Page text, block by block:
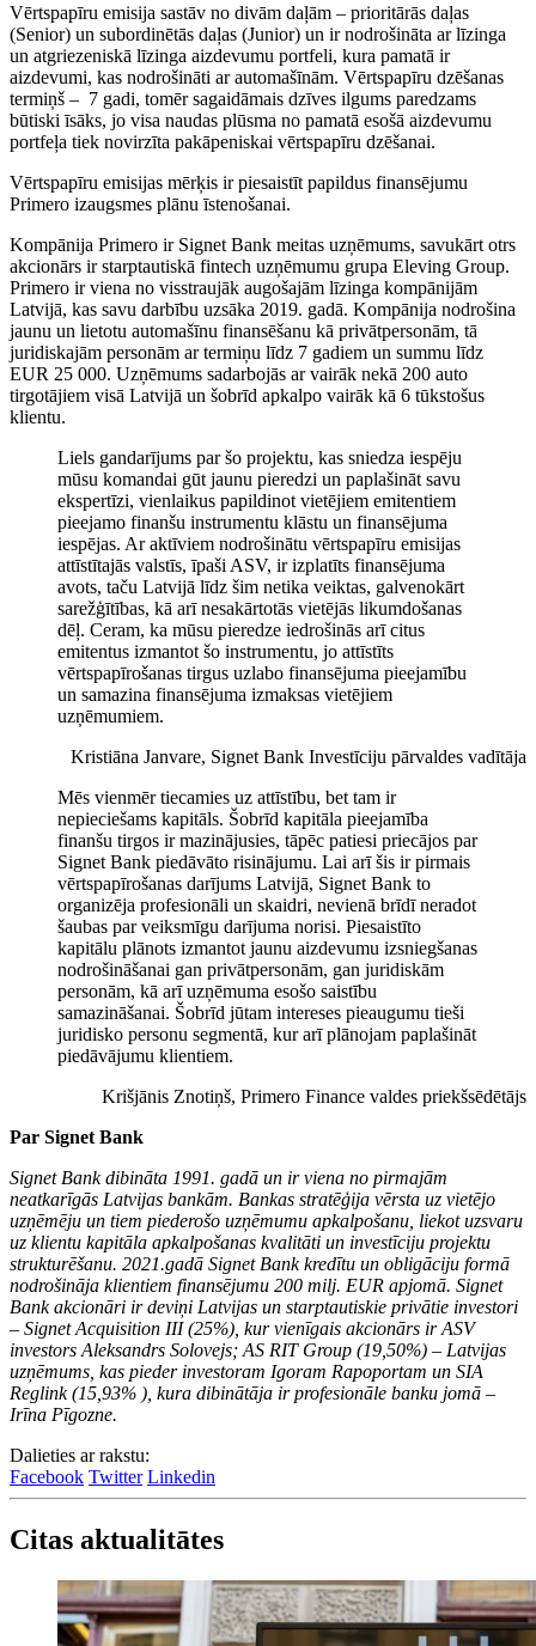
Vērtspapīru emisija sastāv no divām daļām – prioritārās daļas
(Senior) un subordinētās daļas (Junior) un ir nodrošināta ar līzinga
un atgriezeniskā līzinga aizdevumu portfeli, kura pamatā ir
aizdevumi, kas nodrošināti ar automašīnām. Vērtspapīru dzēšanas
termiņš – 7 gadi, tomēr sagaidāmais dzīves ilgums paredzams
būtiski īsāks, jo visa naudas plūsma no pamatā esošā aizdevumu
portfeļa tiek novirzīta pakāpeniskai vērtspapīru dzēšanai.
Vērtspapīru emisijas mērķis ir piesaistīt papildus finansējumu
Primero izaugsmes plānu īstenošanai.
Kompānija Primero ir Signet Bank meitas uzņēmums, savukārt otrs
akcionārs ir starptautiskā fintech uzņēmumu grupa Eleving Group.
Primero ir viena no visstraujāk augošajām līzinga kompānijām
Latvijā, kas savu darbību uzsāka 2019. gadā. Kompānija nodrošina
jaunu un lietotu automašīnu finansēšanu kā privātpersonām, tā
juridiskajām personām ar termiņu līdz 7 gadiem un summu līdz
EUR 25 000. Uzņēmums sadarbojās ar vairāk nekā 200 auto
tirgotājiem visā Latvijā un šobrīd apkalpo vairāk kā 6 tūkstošus
klientu.
Liels gandarījums par šo projektu, kas sniedza iespēju
mūsu komandai gūt jaunu pieredzi un paplašināt savu
ekspertīzi, vienlaikus papildinot vietējiem emitentiem
pieejamo finanšu instrumentu klāstu un finansējuma
iespējas. Ar aktīviem nodrošinātu vērtspapīru emisijas
attīstītajās valstīs, īpaši ASV, ir izplatīts finansējuma
avots, taču Latvijā līdz šim netika veiktas, galvenokārt
sarežģītības, kā arī nesakārtotās vietējās likumdošanas
dēļ. Ceram, ka mūsu pieredze iedrošinās arī citus
emitentus izmantot šo instrumentu, jo attīstīts
vērtspapīrošanas tirgus uzlabo finansējuma pieejamību
un samazina finansējuma izmaksas vietējiem
uzņēmumiem.
Kristiāna Janvare, Signet Bank Investīciju pārvaldes vadītāja
Mēs vienmēr tiecamies uz attīstību, bet tam ir
nepieciešams kapitāls. Šobrīd kapitāla pieejamība
finanšu tirgos ir mazinājusies, tāpēc patiesi priecājos par
Signet Bank piedāvāto risinājumu. Lai arī šis ir pirmais
vērtspapīrošanas darījums Latvijā, Signet Bank to
organizēja profesionāli un skaidri, nevienā brīdī neradot
šaubas par veiksmīgu darījuma norisi. Piesaistīto
kapitālu plānots izmantot jaunu aizdevumu izsniegšanas
nodrošināšanai gan privātpersonām, gan juridiskām
personām, kā arī uzņēmuma esošo saistību
samazināšanai. Šobrīd jūtam intereses pieaugumu tieši
juridisko personu segmentā, kur arī plānojam paplašināt
piedāvājumu klientiem.
Krišjānis Znotiņš, Primero Finance valdes priekšsēdētājs
Par Signet Bank
Signet Bank dibināta 1991. gadā un ir viena no pirmajām
neatkarīgās Latvijas bankām. Bankas stratēģija vērsta uz vietējo
uzņēmēju un tiem piederošo uzņēmumu apkalpošanu, liekot uzsvaru
uz klientu kapitāla apkalpošanas kvalitāti un investīciju projektu
strukturēšanu. 2021.gadā Signet Bank kredītu un obligāciju formā
nodrošināja klientiem finansējumu 200 milj. EUR apjomā. Signet
Bank akcionāri ir deviņi Latvijas un starptautiskie privātie investori
– Signet Acquisition III (25%), kur vienīgais akcionārs ir ASV
investors Aleksandrs Solovejs; AS RIT Group (19,50%) – Latvijas
uzņēmums, kas pieder investoram Igoram Rapoportam un SIA
Reglink (15,93% ), kura dibinātāja ir profesionāle banku jomā –
Irīna Pīgozne.
Dalieties ar rakstu:
Facebook Twitter Linkedin
Citas aktualitātes